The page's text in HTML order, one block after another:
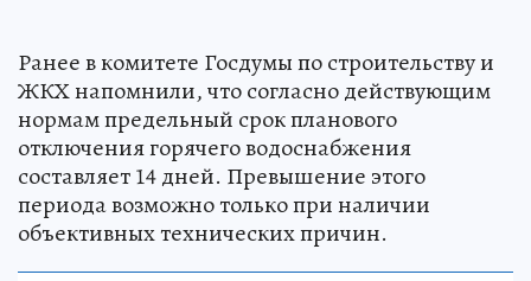
Ранее в комитете Госдумы по строительству и
ЖКХ напомнили, что согласно действующим
нормам предельный срок планового
отключения горячего водоснабжения
составляет 14 дней. Превышение этого
периода возможно только при наличии
объективных технических причин.